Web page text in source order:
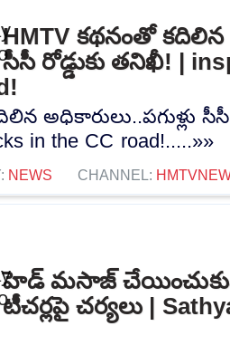
HMTV కథనంతో కదిలిన
సీసీ రోడ్డుకు తనిఖీ! |
అధికారులు..పగుళ్లు
in the CC road!.....»»
NEWS CHANNEL:
హెడ్ మసాజ్ చేయించుకున్న
టీచర్లపై చర్యలు |